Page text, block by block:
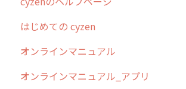
過去のリリース
2019年までのリリース情報
お客様の声を実現しました
はじめての cyzen
0. はじめてのcyzenの使い方
1. cyzenについて知ろう
オンラインマニュアル
管理サイトの使い始め
オンラインマニュアル_アプリ